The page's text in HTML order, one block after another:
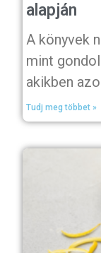
alapján
A könyvek
mint
akikben
Tudj meg többet »